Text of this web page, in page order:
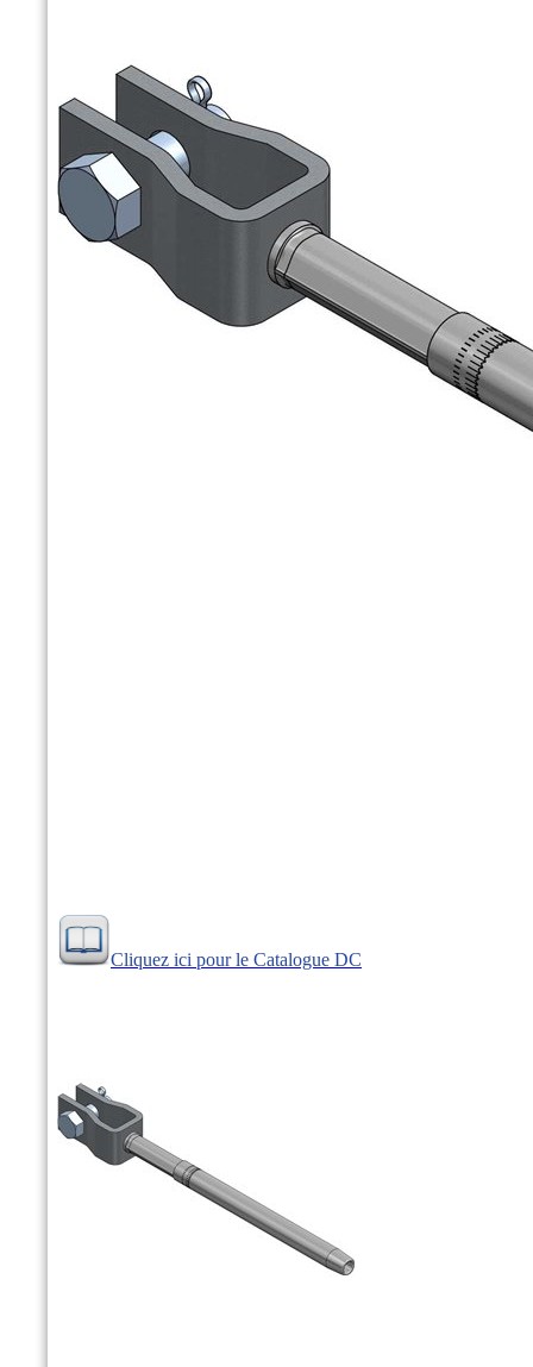
Cliquez ici pour le Catalogue DC